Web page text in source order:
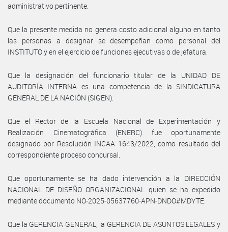
administrativo pertinente.
Que la presente medida no genera costo adicional alguno en tanto
las personas a designar se desempeñan como personal del
INSTITUTO y en el ejercicio de funciones ejecutivas o de jefatura.
Que la designación del funcionario titular de la UNIDAD DE
AUDITORÍA INTERNA es una competencia de la SINDICATURA
GENERAL DE LA NACIÓN (SIGEN).
Que el Rector de la Escuela Nacional de Experimentación y
Realización Cinematográfica (ENERC) fue oportunamente
designado por Resolución INCAA 1643/2022, como resultado del
correspondiente proceso concursal.
Que oportunamente se ha dado intervención a la DIRECCIÓN
NACIONAL DE DISEÑO ORGANIZACIONAL quien se ha expedido
mediante documento NO-2025-05637760-APN-DNDO#MDYTE.
Que la GERENCIA GENERAL, la GERENCIA DE ASUNTOS LEGALES y